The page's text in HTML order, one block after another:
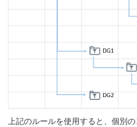
上記のルールを使用すると、個別